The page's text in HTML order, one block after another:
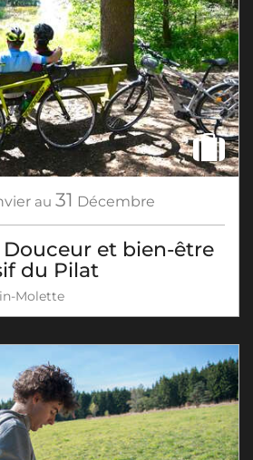
au 31 Décembre
Douceur et bien-être
du Pilat
Molette